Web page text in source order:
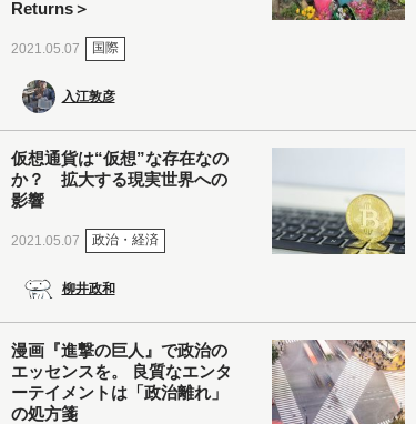
Returns＞
2021.05.07 国際
入江敦彦
仮想通貨は“仮想”な存在なの
か？ 拡大する現実世界への
影響
2021.05.07 政治・経済
柳井政和
漫画『進撃の巨人』で政治の
エッセンスを。 良質なエンタ
ーテイメントは「政治離れ」
の処方箋